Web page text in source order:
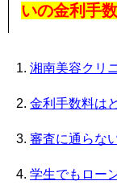
いの金利手
湘南美容クリ
金利手数料は
審査に通らな
学生でもロー